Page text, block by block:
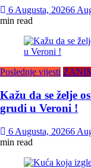
6 Augusta, 20266
min read
Poslednje vijesti
Kažu da se želje
grudi u Veroni !
6 Augusta, 20266
min read